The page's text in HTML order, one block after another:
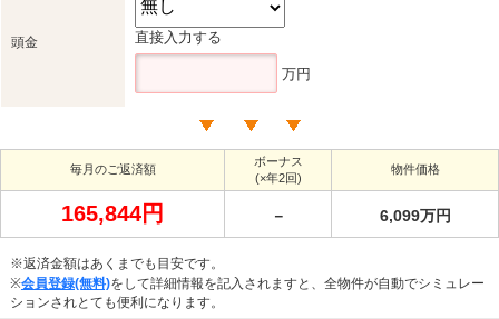
頭金 直接入力する
万円
毎月のご返済額
ボーナス
(×年2回)
物件価格
165,844円 － 6,099万円
※返済金額はあくまでも目安です。
※会員登録(無料)をして詳細情報を記入されますと、全物件が自動でシミュレー
ションされとても便利になります。